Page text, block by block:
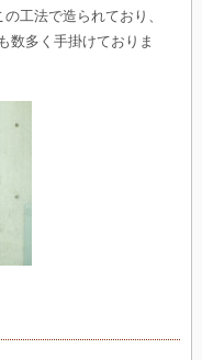
工法で造られており、
数多く手掛けておりま